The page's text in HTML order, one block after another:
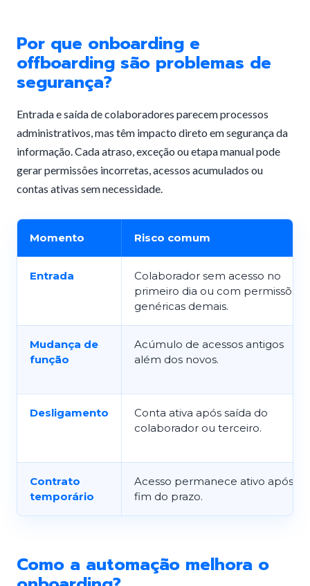
Por que onboarding e
offboarding são problemas de
segurança?
Entrada e saída de colaboradores parecem processos
administrativos, mas têm impacto direto em segurança da
informação. Cada atraso, exceção ou etapa manual pode
gerar permissões incorretas, acessos acumulados ou
contas ativas sem necessidade.
Momento Risco comum
Entrada
Colaborador sem acesso no
primeiro dia ou com permissões
genéricas demais.
Mudança de
função
Acúmulo de acessos antigos
além dos novos.
Desligamento
Conta ativa após saída do
colaborador ou terceiro.
Contrato
temporário
Acesso permanece ativo após
fim do prazo.
Como a automação melhora o